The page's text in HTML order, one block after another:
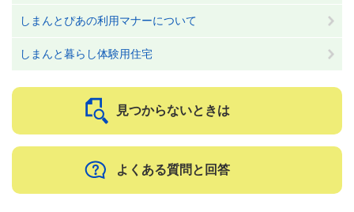
しまんとぴあの利用マナーについて
しまんと暮らし体験用住宅
見つからないときは
よくある質問と回答